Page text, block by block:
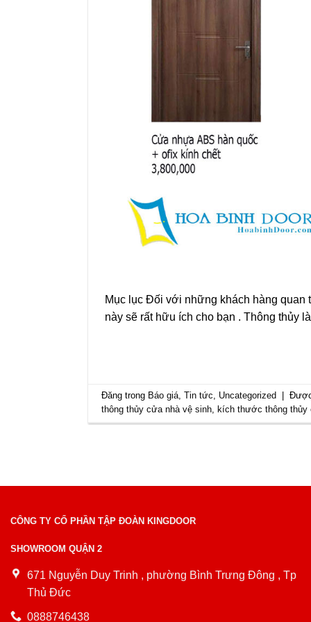
Mục lục Đối với những khách hàng quan
này sẽ rất hữu ích cho bạn . Thông thủy
Đăng trong Báo giá,Tin tức, Uncategorized
thông thủy cửa nhà vệ sinh, kích thước thông thủy
CÔNG TY CỔ PHẦN TẬP ĐOÀN KINGDOOR
SHOWROOM QUẬN 2
671 Nguyễn Duy Trinh , phường Bình Trưng Đông , Tp
Thủ Đức
0888746438